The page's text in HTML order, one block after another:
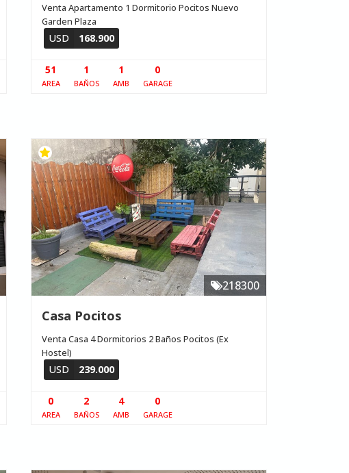
Venta Apartamento 1 Dormitorio Pocitos Nuevo
Garden Plaza
USD 168.900
51
AREA
1
BAÑOS
1
AMB
0
GARAGE
218300
Casa Pocitos
Venta Casa 4 Dormitorios 2 Baños Pocitos (Ex
Hostel)
USD 239.000
0
AREA
2
BAÑOS
4
AMB
0
GARAGE